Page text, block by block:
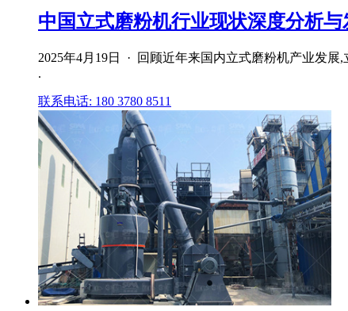
中国立式磨粉机行业现状深度分析
2025年4月19日 · 回顾近年来国内立式磨粉机产业发
.
联系电话: 180 3780 8511